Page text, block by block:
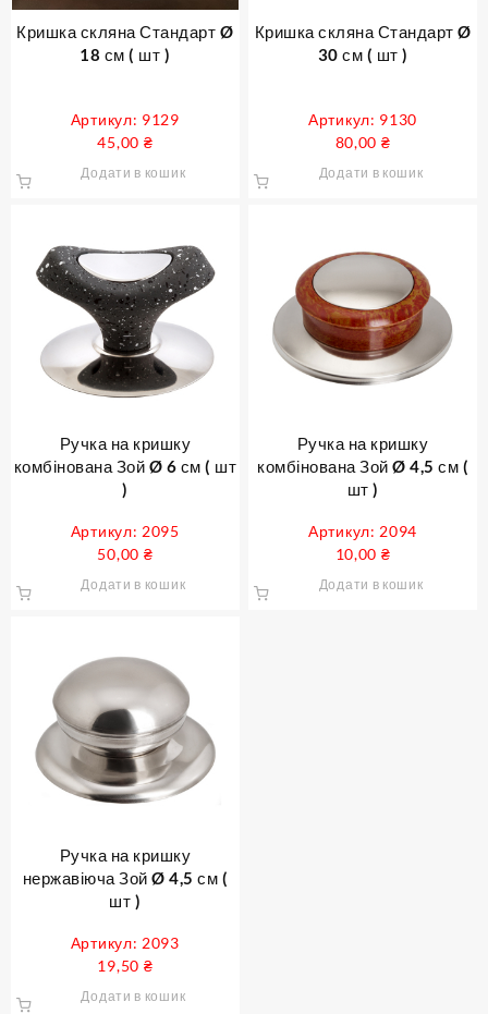
Кришка скляна Стандарт Ø
18 см ( шт )
Артикул: 9129
45,00 ₴
Додати в кошик
Кришка скляна Стандарт Ø
30 см ( шт )
Артикул: 9130
80,00 ₴
Додати в кошик
Ручка на кришку
комбінована Зой Ø 6 см ( шт
)
Артикул: 2095
50,00 ₴
Додати в кошик
Ручка на кришку
комбінована Зой Ø 4,5 см (
шт )
Артикул: 2094
10,00 ₴
Додати в кошик
Ручка на кришку
нержавіюча Зой Ø 4,5 см (
шт )
Артикул: 2093
19,50 ₴
Додати в кошик